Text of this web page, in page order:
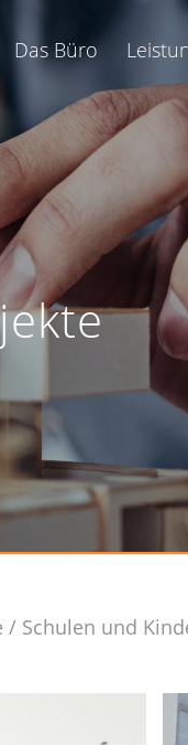
Das Büro
/ Schulen und